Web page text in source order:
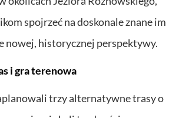
spojrzeć na doskonale znane im
nowej, historycznej perspektywy.
i gra terenowa
trzy alternatywne trasy o